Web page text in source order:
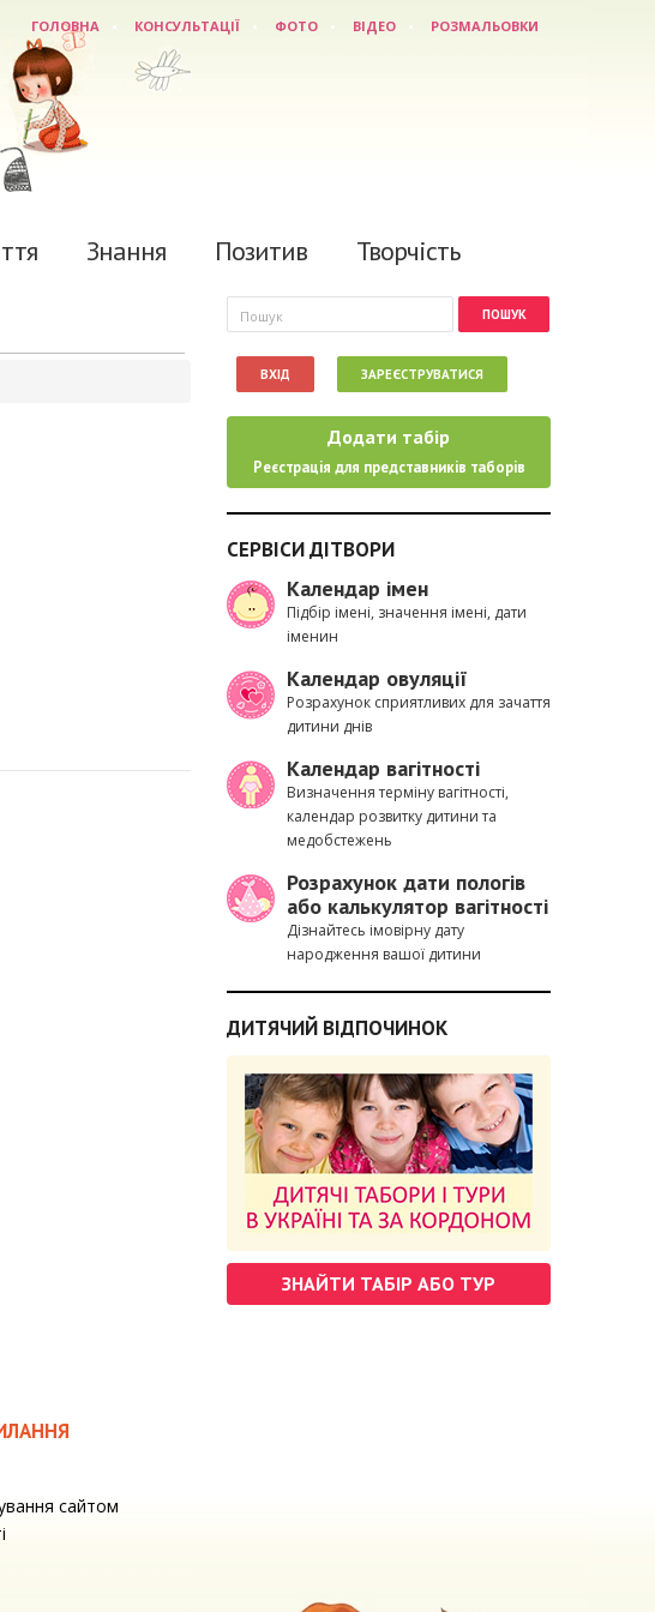
ГОЛОВНА КОНСУЛЬТАЦІЇ ФОТО ВІДЕО РОЗМАЛЬОВКИ
Знання Позитив Творчість
Пошукова форма
Пошук
ВХІД ЗАРЕЄСТРУВАТИСЯ
Додати табір
Реєстрація для представників таборів
СЕРВІСИ ДІТВОРИ
Календар імен
Підбір імені, значення імені, дати
іменин
Календар овуляції
Розрахунок сприятливих для зачаття
дитини днів
Календар вагітності
Визначення терміну вагітності,
календар розвитку дитини та
медобстежень
Розрахунок дати пологів
або калькулятор вагітності
Дізнайтесь імовірну дату
народження вашої дитини
ДИТЯЧИЙ ВІДПОЧИНОК
ЗНАЙТИ ТАБІР АБО ТУР
сайтом